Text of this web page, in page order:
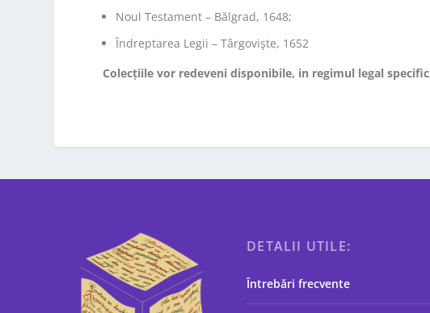
Noul Testament – Bălgrad, 1648;
Îndreptarea Legii – Târgovişte, 1652
Colecțiile vor redeveni disponibile, in regimul legal
DETALII UTILE:
Întrebări frecvente